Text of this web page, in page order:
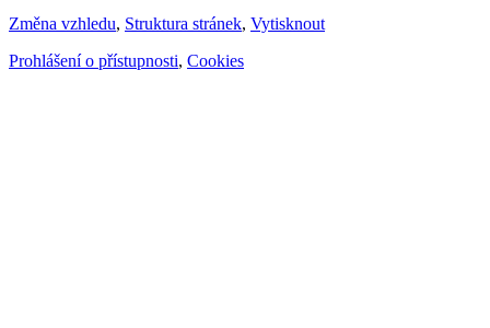
Změna vzhledu, Struktura stránek, Vytisknout
Prohlášení o přístupnosti, Cookies